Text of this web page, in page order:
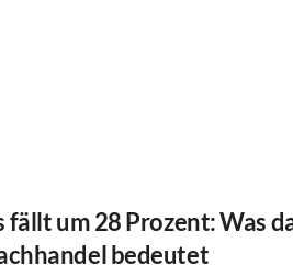
fällt um 28 Prozent: Was
bedeutet